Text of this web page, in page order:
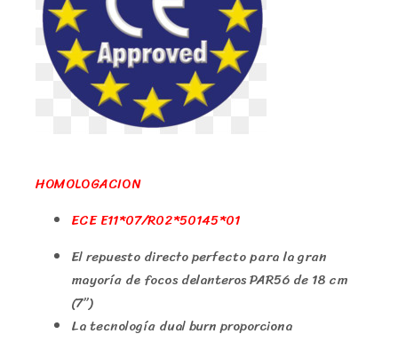
HOMOLOGACION
ECE E11*07/R02*50145*01
El repuesto directo perfecto para la gran
mayoría de focos delanteros PAR56 de 18 cm
(7”)
La tecnología dual burn proporciona